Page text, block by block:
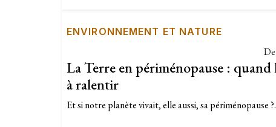
ENVIRONNEMENT ET NATURE
La Terre en périménopause :
à ralentir
Et si notre planète vivait, elle aussi, sa périménopause